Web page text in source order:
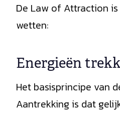
De Law of Attraction
wetten:
Energieën
Het basisprincipe van
Aantrekking is dat